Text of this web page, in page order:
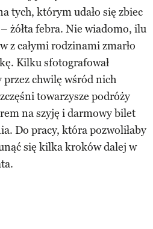
tych, którym udało się zbiec
żółta febra. Nie wiadomo, ilu
z całymi rodzinami zmarło
Kilku sfotografował
chwilę wśród nich
towarzysze podróży
na szyję i darmowy bilet
Do pracy, która pozwoliłaby
się kilka kroków dalej w